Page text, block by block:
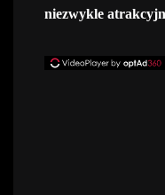
niezwykle